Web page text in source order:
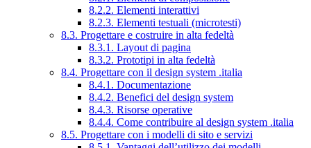
8.2.2. Elementi interattivi
8.2.3. Elementi testuali (microtesti)
8.3. Progettare e costruire in alta fedeltà
8.3.1. Layout di pagina
8.3.2. Prototipi in alta fedeltà
8.4. Progettare con il design system .italia
8.4.1. Documentazione
8.4.2. Benefici del design system
8.4.3. Risorse operative
8.4.4. Come contribuire al design system .italia
8.5. Progettare con i modelli di sito e servizi